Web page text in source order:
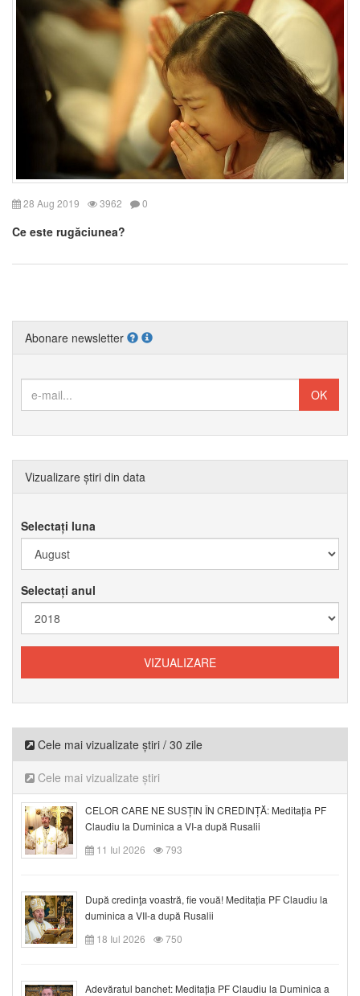
28 Aug 2019 3962 0
Ce este rugăciunea?
Abonare newsletter
Vizualizare știri din data
Selectați luna
Selectați anul
Cele mai vizualizate știri / 30 zile
Cele mai vizualizate știri
CELOR CARE NE SUSȚIN ÎN CREDINȚĂ: Meditația PF
Claudiu la Duminica a VI-a după Rusalii
11 Iul 2026
793
După credinţa voastră, fie vouă! Meditația PF Claudiu la
duminica a VII-a după Rusalii
18 Iul 2026
750
Adevăratul banchet: Meditația PF Claudiu la Duminica a